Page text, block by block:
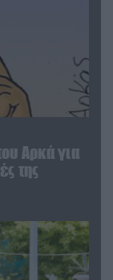
Αρκά για
της